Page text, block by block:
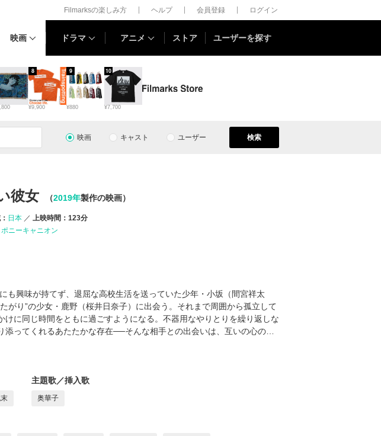
Filmarksの楽しみ方 ヘルプ 会員登録 ログイン
映画 ドラマ アニメ ストア ユーザーを探す
¥9,900
8
¥880
9
¥7,700
10
映画 キャスト ユーザー 検索
彼女 （2019年製作の映画）
日本
上映時間：123分
ポニーキャニオン
興味が持てず、退屈な高校生活を送っていた少年・小坂（間宮祥太
がり”の少女・鹿野（桜井日奈子）に出会う。それまで周囲から孤立して
けに同じ時間をともに過ごすようになる。不器用なやりとりを繰り返しな
添ってくれるあたたかな存在──そんな相手との出会いは、互いの心の…
主題歌／挿入歌
奥華子